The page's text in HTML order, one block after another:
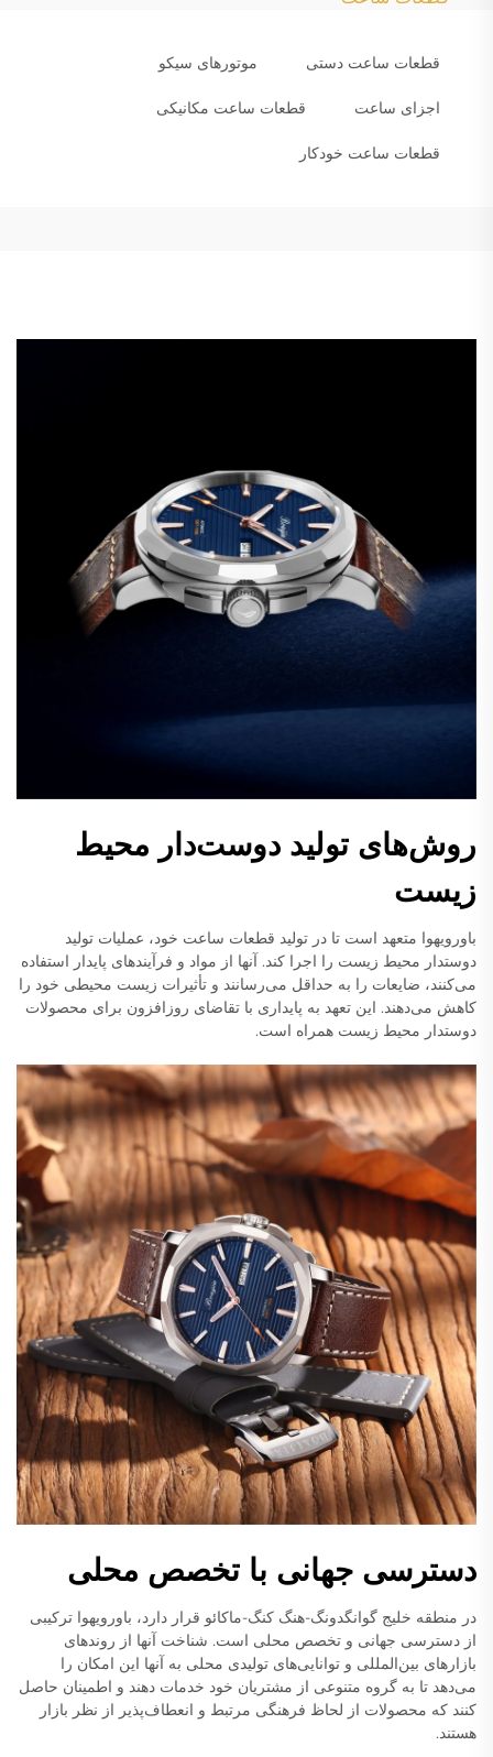
قطعات ساعت دستی موتورهای سیکو
اجزای ساعت قطعات ساعت مکانیکی
قطعات ساعت خودکار
روش‌های تولید دوست‌دار محیط
زیست
باورویهوا متعهد است تا در تولید قطعات ساعت خود، عملیات تولید
دوستدار محیط زیست را اجرا کند. آنها از مواد و فرآیندهای پایدار استفاده
می‌کنند، ضایعات را به حداقل می‌رسانند و تأثیرات زیست محیطی خود را
کاهش می‌دهند. این تعهد به پایداری با تقاضای روزافزون برای محصولات
دوستدار محیط زیست همراه است.
دسترسی جهانی با تخصص محلی
در منطقه خلیج گوانگدونگ-هنگ کنگ-ماکائو قرار دارد، باورویهوا ترکیبی
از دسترسی جهانی و تخصص محلی است. شناخت آنها از روندهای
بازارهای بین‌المللی و توانایی‌های تولیدی محلی به آنها این امکان را
می‌دهد تا به گروه متنوعی از مشتریان خود خدمات دهند و اطمینان حاصل
کنند که محصولات از لحاظ فرهنگی مرتبط و انعطاف‌پذیر از نظر بازار
هستند.